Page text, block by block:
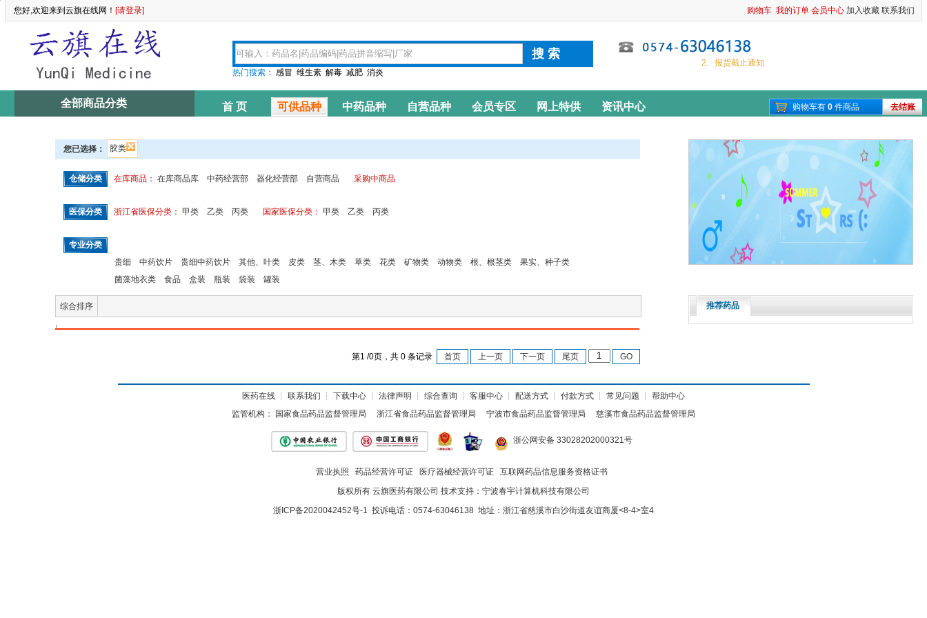
您好,欢迎来到云旗在线网！ [请登录] 购物车 我的订单 会员中心 加入收藏 联系我们
热门搜索：感冒 维生素 解毒 减肥 消炎
2、报货截止通知
全部商品分类 首 页 可供品种 中药品种 自营品种 会员专区 网上特供 资讯中心 购物车有 0件商品 去结账
您已选择： 胶类
仓储分类 在库商品： 在库商品库 中药经营部 器化经营部 自营商品 采购中商品
医保分类 浙江省医保分类： 甲类 乙类 丙类 国家医保分类： 甲类 乙类 丙类
专业分类
贵细
中药饮片 贵细中药饮片 其他、叶类 皮类 茎、木类 草类 花类 矿物类 动物类 根、根茎类
果实、种子类
菌藻地衣类
食品 盒装 瓶装 袋装 罐装
综合排序
,
第1 /0页，共 0条记录 首页 上一页 下一页 尾页 GO
推荐药品
医药在线 ┊ 联系我们 ┊ 下载中心 ┊ 法律声明 ┊ 综合查询 ┊ 客服中心 ┊ 配送方式 ┊ 付款方式 ┊ 常见问题 ┊ 帮助中心
监管机构：
国家食品药品监督管理局 浙江省食品药品监督管理局 宁波市食品药品监督管理局 慈溪市食品药品监督管理局
浙公网安备 33028202000321号
营业执照 药品经营许可证 医疗器械经营许可证
互联网药品信息服务资格证书
版权所有 云旗医药有限公司 技术支持： 宁波春宇计算机科技有限公司
浙ICP备2020042452号-1 投诉电话：0574-63046138 地址：浙江省慈溪市白沙街道友谊商厦<8-4>室4